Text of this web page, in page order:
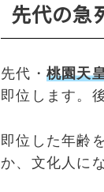
先代の急
先代・ 桃園天
即位します。
即位した年齢
か、文化人に